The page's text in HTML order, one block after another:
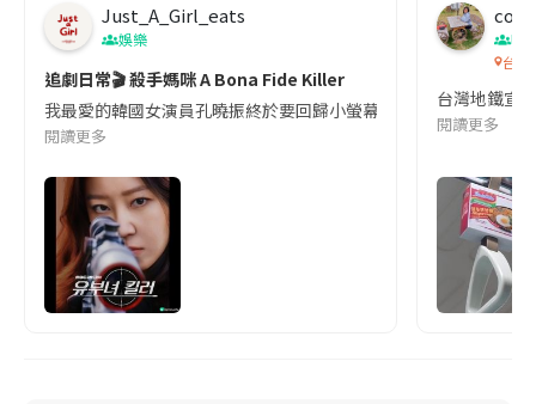
Just_A_Girl_eats
娛樂
追劇日常🎬 殺手媽咪 A Bona Fide Killer
我最愛的韓國女演員孔曉振終於要回歸小螢幕啦!這次的劇本改編
閱讀更多
co
吹
台灣
台灣地鐵宣
閱讀更多